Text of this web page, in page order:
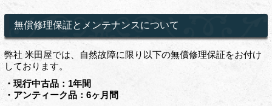
無償修理保証とメンテナンスについて
弊社 米田屋では、自然故障に限り以下の無償修理保証をお付け
しております。
・現行中古品：1年間
・アンティーク品：6ヶ月間